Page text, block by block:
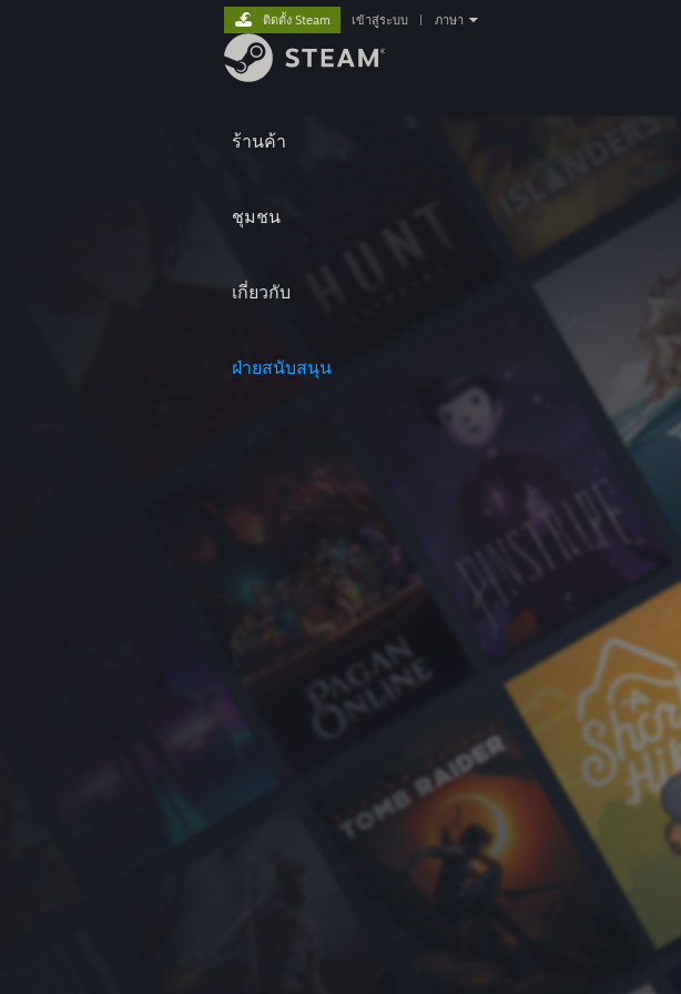
ร้านค้า
ชุมชน
เกี่ยวกับ
ฝ่ายสนับสนุน
ติดตั้ง Steam เข้าสู่ระบบ ภาษา